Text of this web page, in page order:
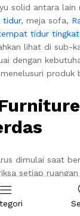
solid antara lain
tidur, meja sofa,
tidur tingkat
lihat di sub-
dengan
produk
dimulai saat
setiap
Buat daftar
semua furniture